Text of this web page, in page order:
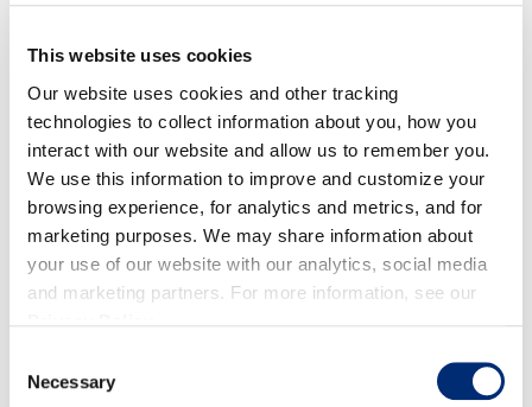
This website uses cookies
Our website uses cookies and other tracking
technologies to collect information about you, how you
interact with our website and allow us to remember you.
We use this information to improve and customize your
browsing experience, for analytics and metrics, and for
marketing purposes. We may share information about
your use of our website with our analytics, social media
and marketing partners. For more information, see our
Selection
Necessary
Para el glaseado de arándanos:
Combine todos los ingredientes en un tazón para
mezclar con un batidor y agregue azúcar en polvo
adicional si es necesario para espesar. Reserve para
mojar más tarde.
Rellene las donas con relleno de moras y luego
sumérjalas en el glaseado de moras. Sirva tal cual o
con fruta y azúcar en polvo si lo desea.